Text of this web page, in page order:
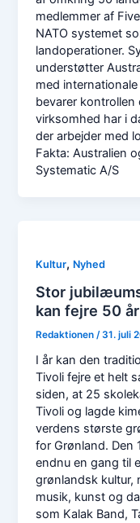
medlemmer af
NATO systemet
landoperationer.
understøtter
med
bevarer kontrollen
virksomhed har i
der arbejder med
Fakta: Australien
Systematic A/S
Kultur, Nyhed
Stor
kan fejre 50 år
Redaktionen/31. juli
I år kan den
Tivoli fejre et helt
siden, at 25
Tivoli og lagde
verdens største
for Grønland. Den
endnu en gang til
grønlandsk kultur,
musik, kunst og
som Kalak Band,